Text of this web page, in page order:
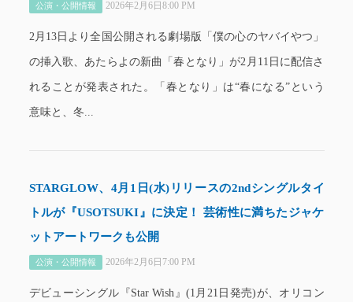
公演・公開情報 2026年2月6日8:00 PM
2月13日より全国公開される劇場版「僕の心のヤバイやつ」
の挿入歌、あたらよの新曲「春となり」が2月11日に配信さ
れることが発表された。「春となり」は“春になる”という
意味と、冬...
STARGLOW、4月1日(水)リリースの2ndシングルタイ
トルが『USOTSUKI』に決定！ 芸術性に満ちたジャケ
ットアートワークも公開
公演・公開情報 2026年2月6日7:00 PM
デビューシングル『Star Wish』(1月21日発売)が、オリコン